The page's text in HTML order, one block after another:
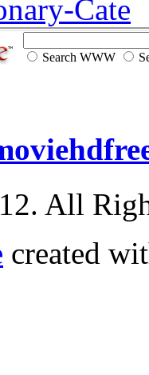
Cate
Search WWW
All
created